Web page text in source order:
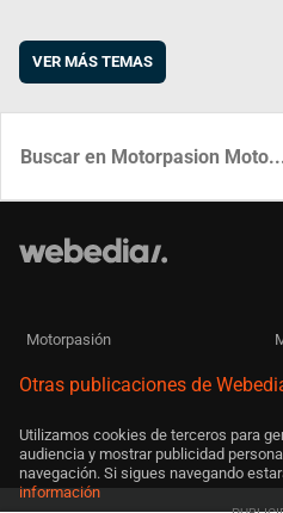
VER MÁS TEMAS
Motorpasión
Otras publicaciones de
Utilizamos cookies de terceros para
audiencia y mostrar publicidad
navegación. Si sigues navegando
información